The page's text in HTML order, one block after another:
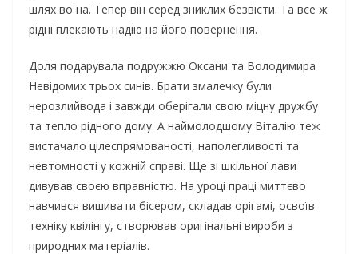
шлях воїна. Тепер він серед зниклих безвісти. Та все ж
рідні плекають надію на його повернення.
Доля подарувала подружжю Оксани та Володимира
Невідомих трьох синів. Брати змалечку були
нерозлийвода і завжди оберігали свою міцну дружбу
та тепло рідного дому. А наймолодшому Віталію теж
вистачало цілеспрямованості, наполегливості та
невтомності у кожній справі. Ще зі шкільної лави
дивував своєю вправністю. На уроці праці миттєво
навчився вишивати бісером, складав орігамі, освоїв
техніку квілінгу, створював оригінальні вироби з
природних матеріалів.